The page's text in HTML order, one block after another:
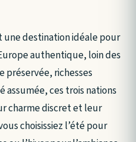
destination idéale pour
authentique, loin des
préservée, richesses
ces trois nations
charme discret et leur
choisissiez l’été pour